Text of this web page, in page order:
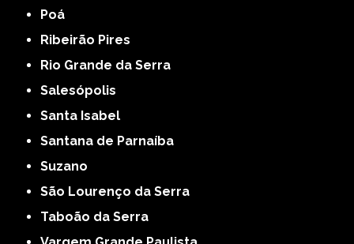
Poá
Ribeirão Pires
Rio Grande da Serra
Salesópolis
Santa Isabel
Santana de Parnaíba
Suzano
São Lourenço da Serra
Taboão da Serra